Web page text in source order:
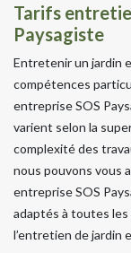
Tarifs
Paysagiste
Entretenir un jardin
compétences
entreprise SOS
varient selon la
complexité des
nous pouvons vous
entreprise SOS
adaptés à toutes les
l’entretien de jardin